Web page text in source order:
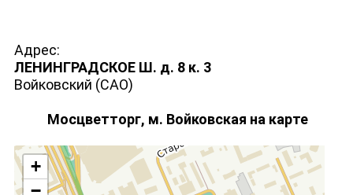
Адрес:
ЛЕНИНГРАДСКОЕ Ш. д. 8 к. 3
Войковский (САО)
Мосцветторг, м. Войковская на карте
+
−